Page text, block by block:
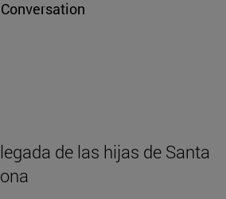
de las hijas de Santa